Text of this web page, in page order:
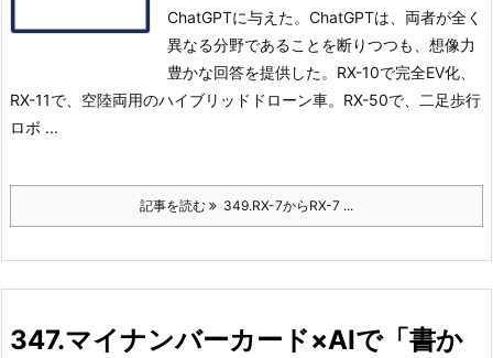
ChatGPTに与えた。ChatGPTは、両者が全く
異なる分野であることを断りつつも、想像力
豊かな回答を提供した。 RX-10で完全EV化、
RX-11で、空陸両用のハイブリッドドローン車。 RX-50で、二足歩行
ロボ ...
記事を読む 349.RX-7からRX-7 ...
347.マイナンバーカード×AIで「書か